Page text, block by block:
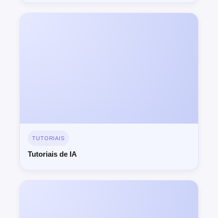
TUTORIAIS
Tutoriais de IA